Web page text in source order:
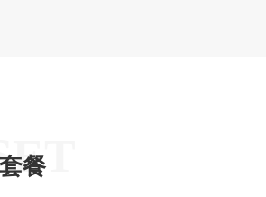
餐